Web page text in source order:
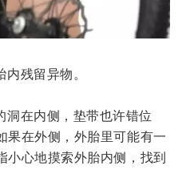
残留异物。
洞在内侧，垫带也许错位
果在外侧，外胎里可能有一
小心地摸索外胎内侧，找到